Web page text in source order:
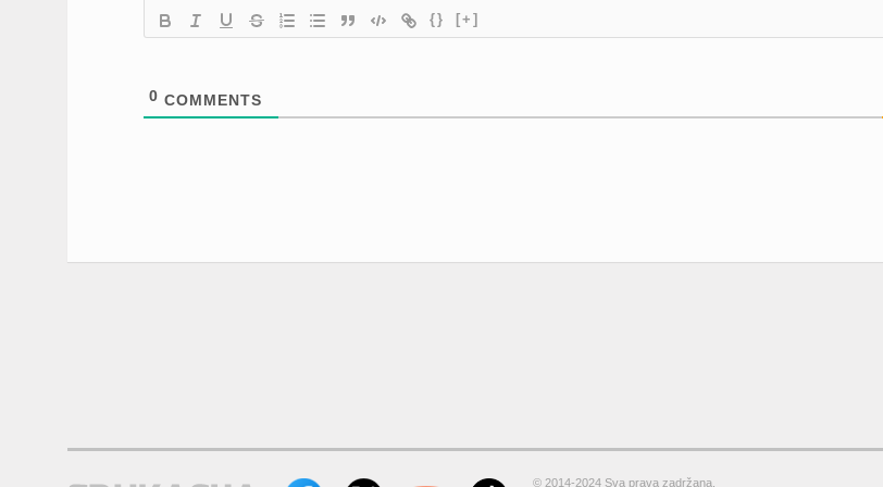
{} [+]
0 COMMENTS
© 2014-2024 Sva prava zadržana.